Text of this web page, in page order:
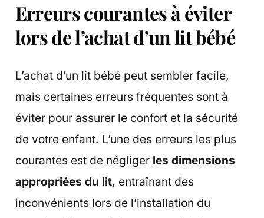
Erreurs courantes à éviter
lors de l’achat d’un lit bébé
L’achat d’un lit bébé peut sembler facile,
mais certaines erreurs fréquentes sont à
éviter pour assurer le confort et la sécurité
de votre enfant. L’une des erreurs les plus
courantes est de négliger les dimensions
appropriées du lit, entraînant des
inconvénients lors de l’installation du